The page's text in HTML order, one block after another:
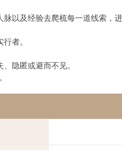
以及经验去爬梳每一道线索，
者。
隐匿或避而不见。